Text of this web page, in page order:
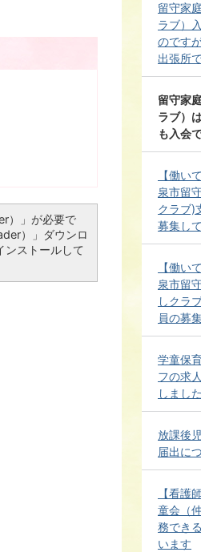
）」が必要で
）」ダウンロ
ンストールして
留守家
ラブ）
のです
出張所
留守家
ラブ）
も入会
【働い
泉市留
クラブ)
募集し
【働い
泉市留
しクラ
員の募
学童保
フの求
しまし
放課後
届出に
【看護
童会（
務でき
います